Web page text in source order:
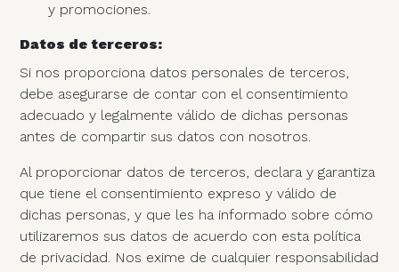
y promociones.
Datos de terceros:
Si nos proporciona datos personales de terceros,
debe asegurarse de contar con el consentimiento
adecuado y legalmente válido de dichas personas
antes de compartir sus datos con nosotros.
Al proporcionar datos de terceros, declara y garantiza
que tiene el consentimiento expreso y válido de
dichas personas, y que les ha informado sobre cómo
utilizaremos sus datos de acuerdo con esta política
de privacidad. Nos exime de cualquier responsabilidad